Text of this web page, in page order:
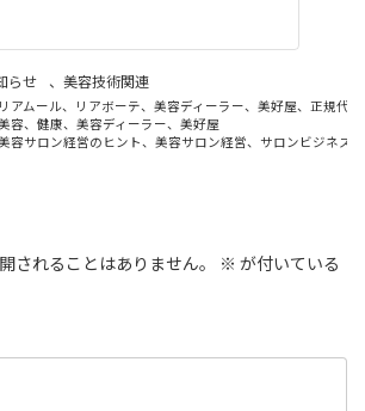
らせ 、 美容技術関連
リアムール、リアボーテ、美容ディーラー、美好屋、正規代
容、健康、美容ディーラー、美好屋
容サロン経営のヒント、美容サロン経営、サロンビジネス
されることはありません。 ※ が付いている